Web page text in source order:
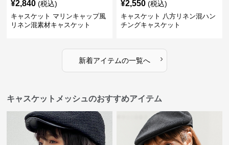
¥2,840 (税込)
キャスケット マリンキャップ風
リネン混素材キャスケット
¥2,550 (税込)
キャスケット 八方リネン混ハン
チングキャスケット
新着アイテムの一覧へ ›
キャスケットメッシュのおすすめアイテム